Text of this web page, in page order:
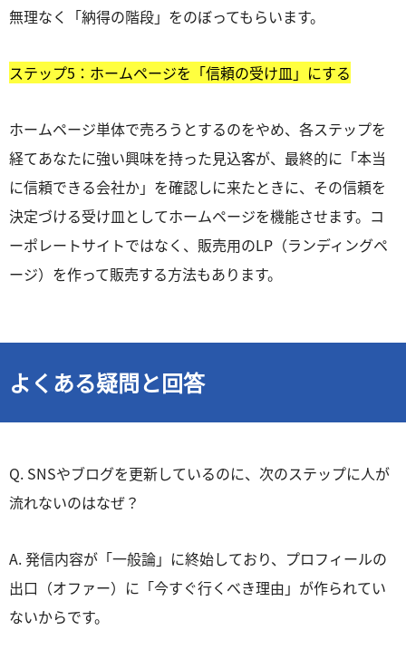
無理なく「納得の階段」をのぼってもらいます。
ステップ5：ホームページを「信頼の受け皿」にする
ホームページ単体で売ろうとするのをやめ、各ステップを
経てあなたに強い興味を持った見込客が、最終的に「本当
に信頼できる会社か」を確認しに来たときに、その信頼を
決定づける受け皿としてホームページを機能させます。コ
ーポレートサイトではなく、販売用のLP（ランディングペ
ージ）を作って販売する方法もあります。
よくある疑問と回答
Q. SNSやブログを更新しているのに、次のステップに人が
流れないのはなぜ？
A. 発信内容が「一般論」に終始しており、プロフィールの
出口（オファー）に「今すぐ行くべき理由」が作られてい
ないからです。